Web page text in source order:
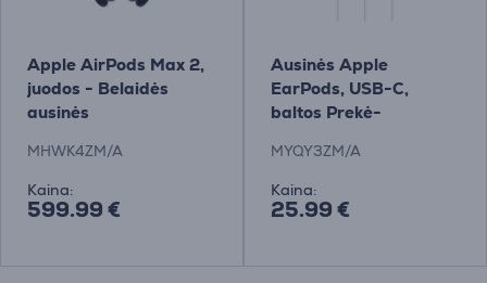
Apple AirPods Max 2,
juodos - Belaidės
ausinės
MHWK4ZM/A
Kaina:
599.99 €
Ausinės Apple
EarPods, USB-C,
baltos Prekė-
MYQY3ZM/A
Kaina:
25.99 €